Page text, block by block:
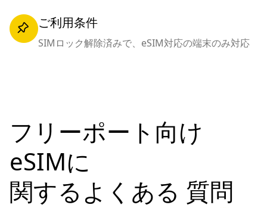
ご利用条件
SIMロック解除済みで、eSIM対応の端末のみ対応
フリーポート向け
eSIMに
関するよくある 質問